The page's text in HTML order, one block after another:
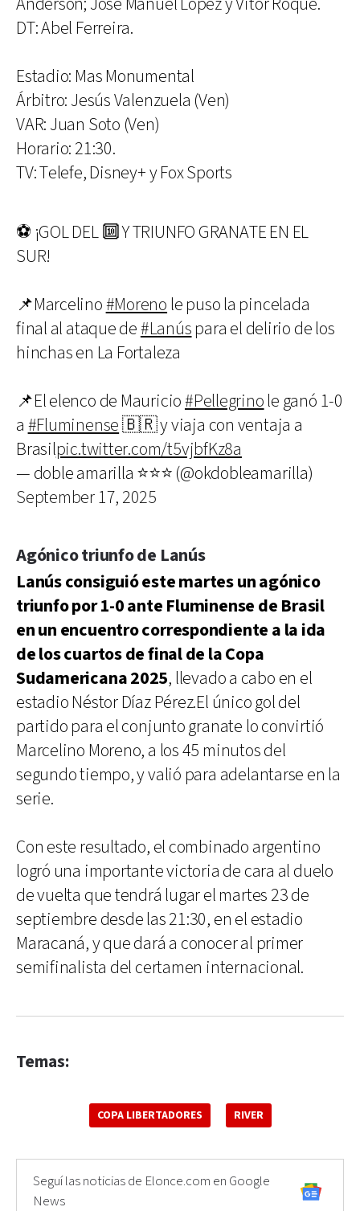
DT: Abel Ferreira.
Estadio: Mas Monumental
Árbitro: Jesús Valenzuela (Ven)
VAR: Juan Soto (Ven)
Horario: 21:30.
TV: Telefe, Disney+ y Fox Sports
⚽️ ¡GOL DEL 🔟 Y TRIUNFO GRANATE EN EL
SUR!
📌Marcelino#Moreno le puso la pincelada
final al ataque de#Lanúspara el delirio de los
hinchas en La Fortaleza
📌El elenco de Mauricio#Pellegrinole ganó 1-0
a #Fluminense🇧🇷 y viaja con ventaja a
Brasilpic.twitter.com/t5vjbfKz8a
— doble amarilla ⭐️⭐️⭐️ (@okdobleamarilla)
September 17, 2025
Agónico triunfo de Lanús
Lanús consiguió este martes un agónico
triunfo por 1-0 ante Fluminense de Brasil
en un encuentro correspondiente a la ida
de los cuartos de final de la Copa
Sudamericana 2025, llevado a cabo en el
estadio Néstor Díaz Pérez.El único gol del
partido para el conjunto granate lo convirtió
Marcelino Moreno, a los 45 minutos del
segundo tiempo, y valió para adelantarse en la
serie.
Con este resultado, el combinado argentino
logró una importante victoria de cara al duelo
de vuelta que tendrá lugar el martes 23 de
septiembre desde las 21:30, en el estadio
Maracaná, y que dará a conocer al primer
semifinalista del certamen internacional.
Temas:
COPA LIBERTADORES RIVER
Seguí las noticias de Elonce.com en Google
News